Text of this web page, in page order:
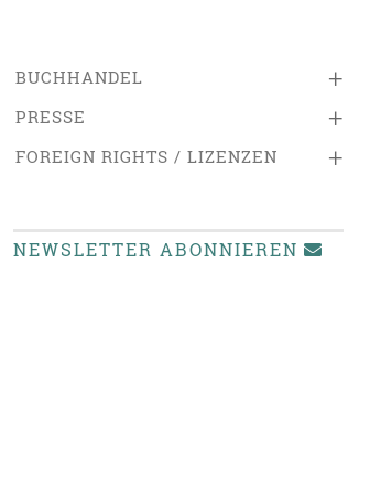
+
BUCHHANDEL
+
PRESSE
+
FOREIGN RIGHTS / LIZENZEN
NEWSLETTER ABONNIEREN